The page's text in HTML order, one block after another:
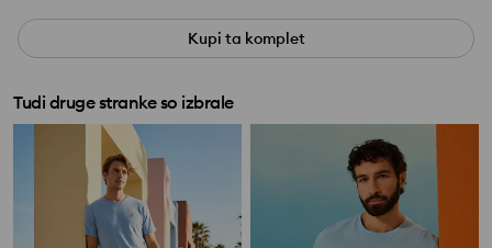
Kupi ta komplet
Tudi druge stranke so izbrale